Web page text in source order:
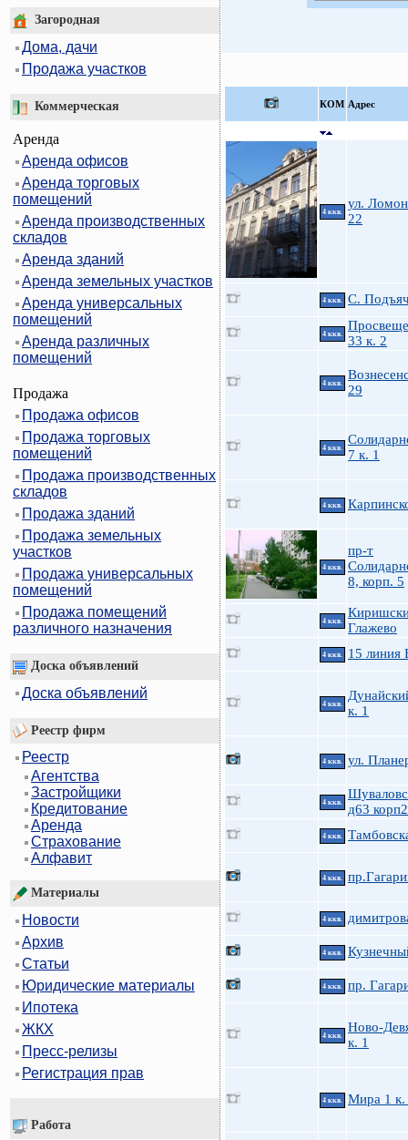
Загородная
Дома, дачи
Продажа участков
Коммерческая
Аренда
Аренда офисов
Аренда торговых
помещений
Аренда производственных
складов
Аренда зданий
Аренда земельных участков
Аренда универсальных
помещений
Аренда различных
помещений
Продажа
Продажа офисов
Продажа торговых
помещений
Продажа производственных
складов
Продажа зданий
Продажа земельных
участков
Продажа универсальных
помещений
Продажа помещений
различного назначения
Доска объявлений
Доска объявлений
Реестр фирм
Реестр
Агентства
Застройщики
Кредитование
Аренда
Страхование
Алфавит
Материалы
Новости
Архив
Статьи
Юридические материалы
Ипотека
ЖКХ
Пресс-релизы
Регистрация прав
Работа
Павловский
Петроградский
Фрунзенский
Центральный
КOМ Адрес
4 ккв.
ул.
22
4 ккв. С.
4 ккв.
33 к. 2
4 ккв.
29
4 ккв.
7 к. 1
4 ккв.
4 ккв.
пр-т
8, корп. 5
4 ккв.
Глажево
4 ккв. 15 линия
4 ккв.
к. 1
4 ккв. ул.
4 ккв.
д63 корп2
4 ккв.
4 ккв.
4 ккв.
4 ккв.
4 ккв. пр.
4 ккв.
Ново-
к. 1
4 ккв. Мира 1 к.